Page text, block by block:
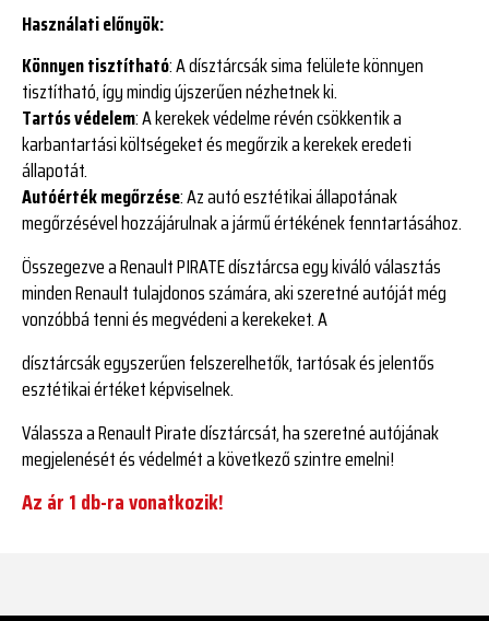
Használati előnyök:
Könnyen tisztítható: A dísztárcsák sima felülete könnyen
tisztítható, így mindig újszerűen nézhetnek ki.
Tartós védelem: A kerekek védelme révén csökkentik a
karbantartási költségeket és megőrzik a kerekek eredeti
állapotát.
Autóérték megőrzése: Az autó esztétikai állapotának
megőrzésével hozzájárulnak a jármű értékének fenntartásához.
Összegezve a Renault PIRATE dísztárcsa egy kiváló választás
minden Renault tulajdonos számára, aki szeretné autóját még
vonzóbbá tenni és megvédeni a kerekeket. A
dísztárcsák egyszerűen felszerelhetők, tartósak és jelentős
esztétikai értéket képviselnek.
Válassza a Renault Pirate dísztárcsát, ha szeretné autójának
megjelenését és védelmét a következő szintre emelni!
Az ár 1 db-ra vonatkozik!